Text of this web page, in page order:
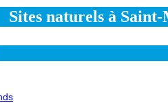
Sites naturels à